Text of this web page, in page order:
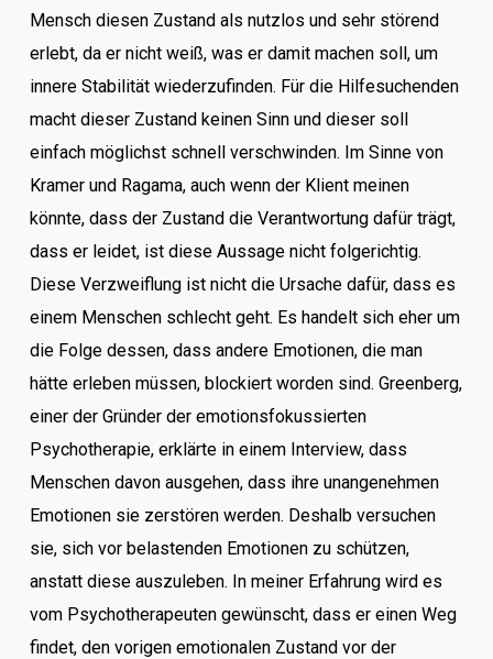
Mensch diesen Zustand als nutzlos und sehr störend
erlebt, da er nicht weiß, was er damit machen soll, um
innere Stabilität wiederzufinden. Für die Hilfesuchenden
macht dieser Zustand keinen Sinn und dieser soll
einfach möglichst schnell verschwinden. Im Sinne von
Kramer und Ragama, auch wenn der Klient meinen
könnte, dass der Zustand die Verantwortung dafür trägt,
dass er leidet, ist diese Aussage nicht folgerichtig.
Diese Verzweiflung ist nicht die Ursache dafür, dass es
einem Menschen schlecht geht. Es handelt sich eher um
die Folge dessen, dass andere Emotionen, die man
hätte erleben müssen, blockiert worden sind. Greenberg,
einer der Gründer der emotionsfokussierten
Psychotherapie, erklärte in einem Interview, dass
Menschen davon ausgehen, dass ihre unangenehmen
Emotionen sie zerstören werden. Deshalb versuchen
sie, sich vor belastenden Emotionen zu schützen,
anstatt diese auszuleben. In meiner Erfahrung wird es
vom Psychotherapeuten gewünscht, dass er einen Weg
findet, den vorigen emotionalen Zustand vor der